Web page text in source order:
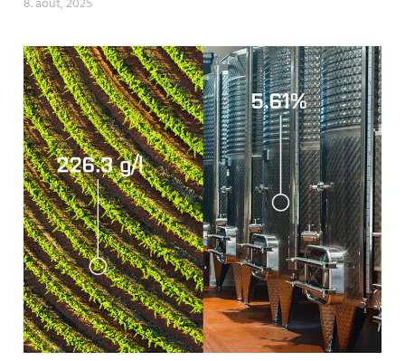
8. août, 2025